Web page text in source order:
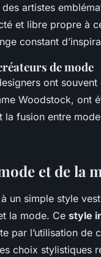
artistes
et libre propre à
constant
de mode
ont
Woodstock, ont
fusion entre
et de la
un simple style
la mode. Ce style
par l’utilisation de
choix stylistiques